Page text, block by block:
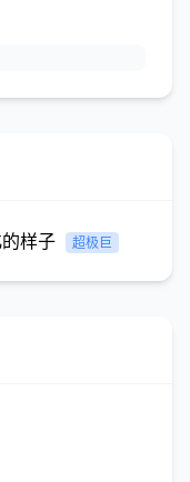
样子 超极巨